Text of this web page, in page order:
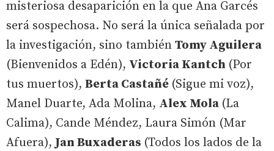
misteriosa desaparición en la que Ana Garcés
será sospechosa. No será la única señalada por
la investigación, sino también Tomy Aguilera
(Bienvenidos a Edén), Victoria Kantch (Por
tus muertos), Berta Castañé (Sigue mi voz),
Manel Duarte, Ada Molina, Alex Mola (La
Calima), Cande Méndez, Laura Simón (Mar
Afuera), Jan Buxaderas (Todos los lados de la